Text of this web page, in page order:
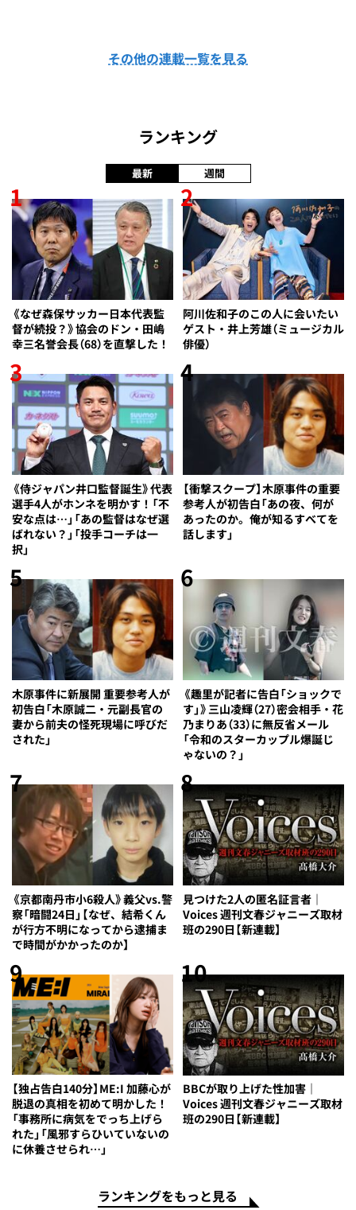
その他の連載一覧を見る
ランキング
最新 週間
1
《なぜ森保サッカー日本代表監
督が続投？》協会のドン・田嶋
幸三名誉会長（68）を直撃した！
2
阿川佐和子のこの人に会いたい
ゲスト・井上芳雄（ミュージカル
俳優）
3
《侍ジャパン井口監督誕生》代表
選手4人がホンネを明かす！「不
安な点は…」「あの監督はなぜ選
ばれない？」「投手コーチは一
択」
4
【衝撃スクープ】木原事件の重要
参考人が初告白「あの夜、何が
あったのか。俺が知るすべてを
話します」
5
木原事件に新展開 重要参考人が
初告白「木原誠二・元副長官の
妻から前夫の怪死現場に呼びだ
された」
6
《趣里が記者に告白「ショックで
す」》三山凌輝（27）密会相手・花
乃まりあ（33）に無反省メール
「令和のスターカップル爆誕じ
ゃないの？」
7
《京都南丹市小6殺人》義父vs.警
察「暗闘24日」【なぜ、結希くん
が行方不明になってから逮捕ま
で時間がかかったのか】
8
見つけた2人の匿名証言者｜
Voices 週刊文春ジャニーズ取材
班の290日【新連載】
9
【独占告白140分】ME:I 加藤心が
脱退の真相を初めて明かした！
「事務所に病気をでっち上げら
れた」「風邪すらひいていないの
に休養させられ…」
10
BBCが取り上げた性加害｜
Voices 週刊文春ジャニーズ取材
班の290日【新連載】
ランキングをもっと見る